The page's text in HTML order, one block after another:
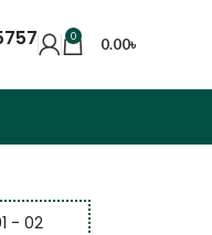
0 0.00৳
- 02